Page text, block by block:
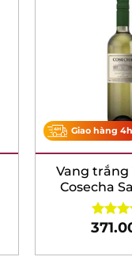
Giao hàng 4h
Vang trắng
Cosecha
Rated